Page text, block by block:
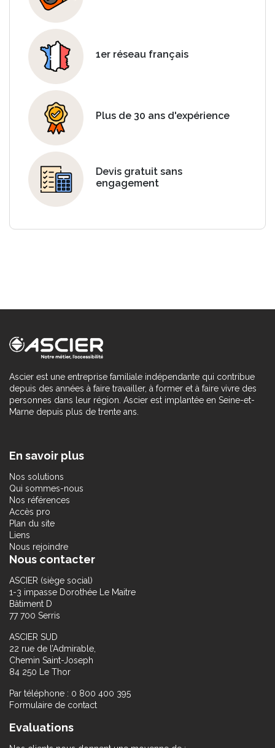
1er réseau français
Plus de 30 ans d'expérience
Devis gratuit sans
engagement
Ascier est une entreprise familiale indépendante qui contribue
depuis des années à faire travailler, à former et à faire vivre des
personnes dans leur région. Ascier est implantée en Seine-et-
Marne depuis plus de trente ans.
En savoir plus
Nos solutions
Qui sommes-nous
Nos références
Accès pro
Plan du site
Liens
Nous rejoindre
Nous contacter
ASCIER (siège social)
1-3 impasse Dorothée Le Maitre
Bâtiment D
77 700 Serris
ASCIER SUD
22 rue de l’Admirable,
Chemin Saint-Joseph
84 250 Le Thor
Par téléphone : 0 800 400 395
Formulaire de contact
Evaluations